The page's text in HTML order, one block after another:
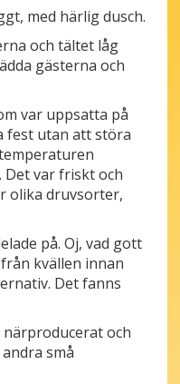
med härlig dusch.
och tältet låg
gästerna och
var uppsatta på
fest utan att störa
Det var friskt och
olika druvsorter,
på. Oj, vad gott
kvällen innan
Det fanns
och
små